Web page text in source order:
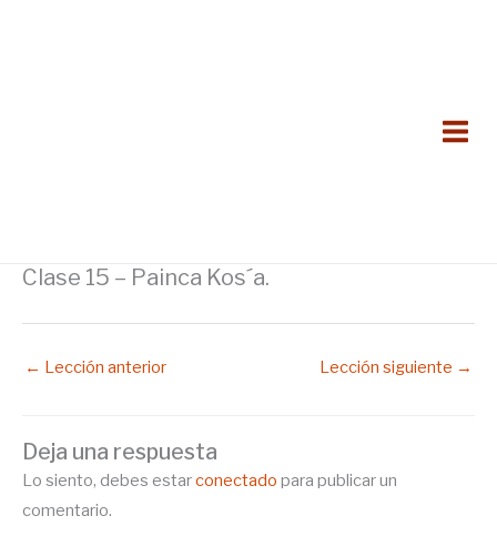
Clase 15 – Painca Kos´a.
← Lección anterior Lección siguiente →
Deja una respuesta
Lo siento, debes estarconectado para publicar un
comentario.